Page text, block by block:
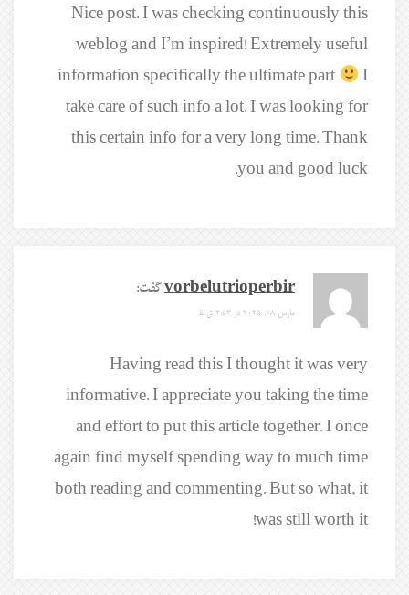
Nice post. I was checking continuously this
weblog and I’m inspired! Extremely useful
information specifically the ultimate part
I
take care of such info a lot. I was looking for
this certain info for a very long time. Thank
you and good luck.
vorbelutrioperbir گفت:
مارس 18, 2025 در 2:53 ق.ظ
Having read this I thought it was very
informative. I appreciate you taking the time
and effort to put this article together. I once
again find myself spending way to much time
both reading and commenting. But so what, it
was still worth it!